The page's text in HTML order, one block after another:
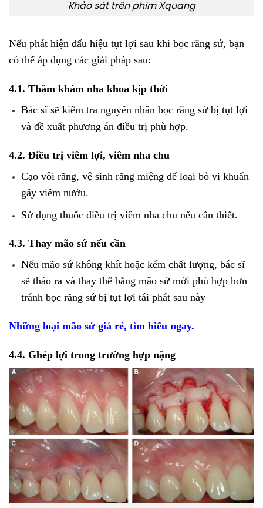
Khảo sát trên phim Xquang
Nếu phát hiện dấu hiệu tụt lợi sau khi bọc răng sứ, bạn
có thể áp dụng các giải pháp sau:
4.1. Thăm khám nha khoa kịp thời
Bác sĩ sẽ kiểm tra nguyên nhân bọc răng sứ bị tụt lợi
và đề xuất phương án điều trị phù hợp.
4.2. Điều trị viêm lợi, viêm nha chu
Cạo vôi răng, vệ sinh răng miệng để loại bỏ vi khuẩn
gây viêm nướu.
Sử dụng thuốc điều trị viêm nha chu nếu cần thiết.
4.3. Thay mão sứ nếu cần
Nếu mão sứ không khít hoặc kém chất lượng, bác sĩ
sẽ tháo ra và thay thế bằng mão sứ mới phù hợp hơn
tránh bọc răng sứ bị tụt lợi tái phát sau này
Những loại mão sứ giá rẻ, tìm hiểu ngay.
4.4. Ghép lợi trong trường hợp nặng